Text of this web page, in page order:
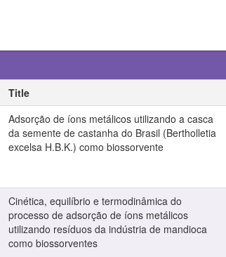
Title
Adsorção de íons metálicos utilizando a casca
da semente de castanha do Brasil (Bertholletia
excelsa H.B.K.) como biossorvente
Cinética, equilíbrio e termodinâmica do
processo de adsorção de íons metálicos
utilizando resíduos da indústria de mandioca
como biossorventes